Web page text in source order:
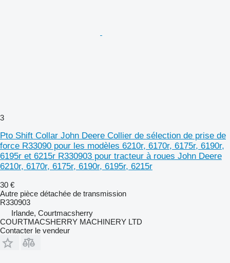
3
Pto Shift Collar John Deere Collier de sélection de prise de
force R33090 pour les modèles 6210r, 6170r, 6175r, 6190r,
6195r et 6215r R330903 pour tracteur à roues John Deere
6210r, 6170r, 6175r, 6190r, 6195r, 6215r
30 €
Autre pièce détachée de transmission
R330903
Irlande, Courtmacsherry
COURTMACSHERRY MACHINERY LTD
Contacter le vendeur